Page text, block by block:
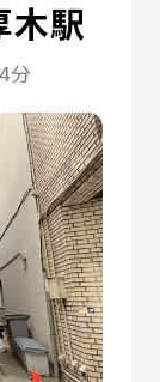
木駅
分